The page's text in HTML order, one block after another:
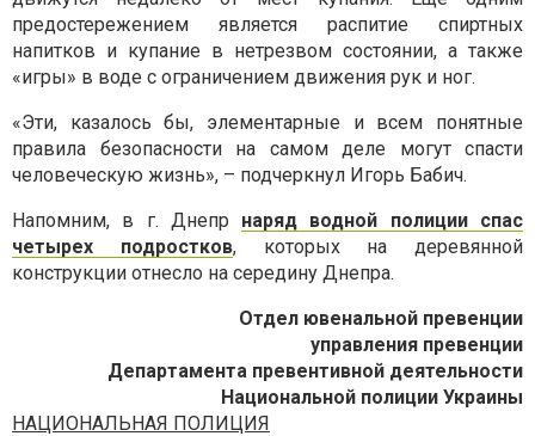
предостережением является распитие спиртных
напитков и купание в нетрезвом состоянии, а также
«игры» в воде с ограничением движения рук и ног.
«Эти, казалось бы, элементарные и всем понятные
правила безопасности на самом деле могут спасти
человеческую жизнь», – подчеркнул Игорь Бабич.
Напомним, в г. Днепр наряд водной полиции спас
четырех подростков, которых на деревянной
конструкции отнесло на середину Днепра.
Отдел ювенальной превенции
управления превенции
Департамента превентивной деятельности
Национальной полиции Украины
НАЦИОНАЛЬНАЯ ПОЛИЦИЯ